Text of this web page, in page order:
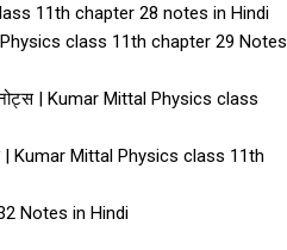
11th chapter 28 notes in Hindi
Physics class 11th chapter 29 Notes
| Kumar Mittal Physics class
| Kumar Mittal Physics class 11th
Notes in Hindi